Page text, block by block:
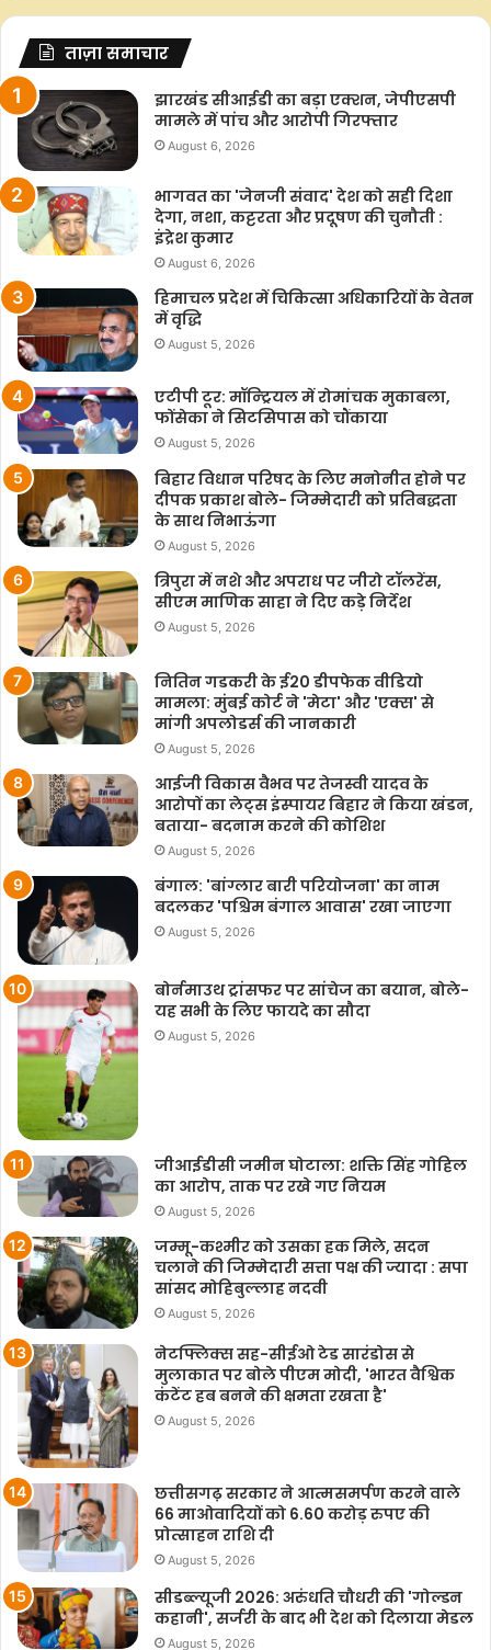
ताज़ा समाचार
झारखंड सीआईडी का बड़ा एक्शन, जेपीएसपी
मामले में पांच और आरोपी गिरफ्तार
August 6, 2026
भागवत का 'जेनजी संवाद' देश को सही दिशा
देगा, नशा, कट्टरता और प्रदूषण की चुनौती :
इंद्रेश कुमार
August 6, 2026
हिमाचल प्रदेश में चिकित्सा अधिकारियों के वेतन
में वृद्धि
August 5, 2026
एटीपी टूर: मॉन्ट्रियल में रोमांचक मुकाबला,
फोंसेका ने सिटसिपास को चौंकाया
August 5, 2026
बिहार विधान परिषद के लिए मनोनीत होने पर
दीपक प्रकाश बोले- जिम्मेदारी को प्रतिबद्धता
के साथ निभाऊंगा
August 5, 2026
त्रिपुरा में नशे और अपराध पर जीरो टॉलरेंस,
सीएम माणिक साहा ने दिए कड़े निर्देश
August 5, 2026
नितिन गडकरी के ई20 डीपफेक वीडियो
मामला: मुंबई कोर्ट ने 'मेटा' और 'एक्स' से
मांगी अपलोडर्स की जानकारी
August 5, 2026
आईजी विकास वैभव पर तेजस्वी यादव के
आरोपों का लेट्स इंस्पायर बिहार ने किया खंडन,
बताया- बदनाम करने की कोशिश
August 5, 2026
बंगाल: 'बांग्लार बारी परियोजना' का नाम
बदलकर 'पश्चिम बंगाल आवास' रखा जाएगा
August 5, 2026
बोर्नमाउथ ट्रांसफर पर सांचेज का बयान, बोले-
यह सभी के लिए फायदे का सौदा
August 5, 2026
जीआईडीसी जमीन घोटाला: शक्ति सिंह गोहिल
का आरोप, ताक पर रखे गए नियम
August 5, 2026
जम्मू-कश्मीर को उसका हक मिले, सदन
चलाने की जिम्मेदारी सत्ता पक्ष की ज्यादा : सपा
सांसद मोहिबुल्लाह नदवी
August 5, 2026
नेटफ्लिक्स सह-सीईओ टेड सारंडोस से
मुलाकात पर बोले पीएम मोदी, 'भारत वैश्विक
कंटेंट हब बनने की क्षमता रखता है'
August 5, 2026
छत्तीसगढ़ सरकार ने आत्मसमर्पण करने वाले
66 माओवादियों को 6.60 करोड़ रुपए की
प्रोत्साहन राशि दी
August 5, 2026
सीडब्ल्यूजी 2026: अरुंधति चौधरी की 'गोल्डन
कहानी', सर्जरी के बाद भी देश को दिलाया मेडल
August 5, 2026